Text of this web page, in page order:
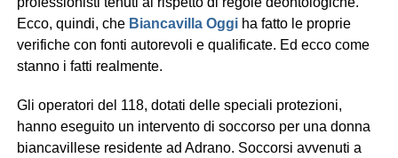
Ecco, quindi, che Biancavilla Oggiha fatto le proprie
verifiche con fonti autorevoli e qualificate. Ed ecco come
stanno i fatti realmente.
Gli operatori del 118, dotati delle speciali protezioni,
hanno eseguito un intervento di soccorso per una donna
biancavillese residente ad Adrano. Soccorsi avvenuti a